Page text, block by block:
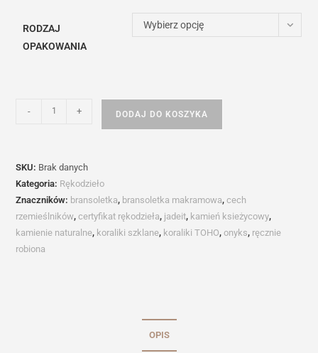
RODZAJ
OPAKOWANIA
Wybierz opcję
- + DODAJ DO KOSZYKA
SKU: Brak danych
Kategoria: Rękodzieło
Znaczników: bransoletka, bransoletka makramowa,cech
rzemieślników,certyfikat rękodzieła, jadeit, kamień ksieżycowy,
kamienie naturalne, koraliki szklane, koraliki TOHO,onyks, ręcznie
robiona
OPIS